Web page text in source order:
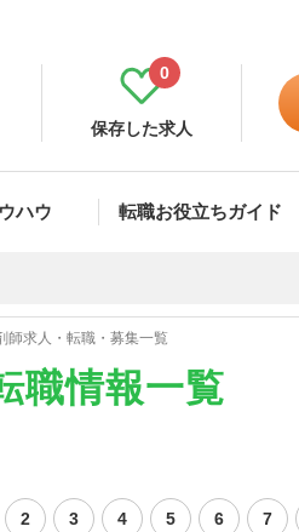
保存した求人
0
ハウ 転職お役立ちガイド
師求人・転職・募集一覧
職情報一覧
2 3 4 5 6 7